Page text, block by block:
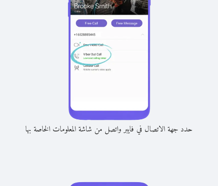
حدد جهة الاتصال في فايبر واتصل من شاشة المعلومات الخاصة بها